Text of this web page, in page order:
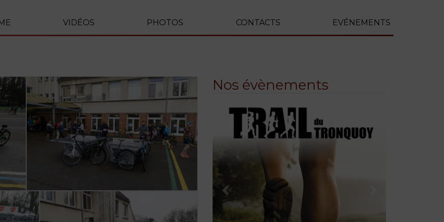
VIDÉOS PHOTOS CONTACTS EVÉNEMENTS
Nos évènements
Précédent